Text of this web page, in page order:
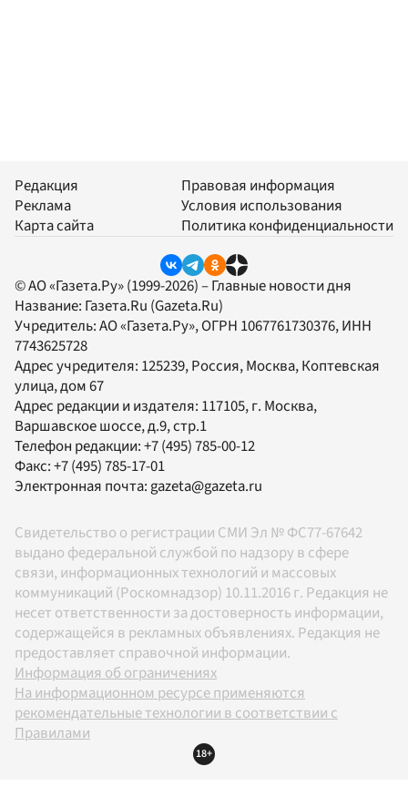
Редакция
Реклама
Карта сайта
Правовая информация
Условия использования
Политика конфиденциальности
© АО «Газета.Ру» (1999-2026) – Главные новости дня
Название: Газета.Ru (Gazeta.Ru)
Учредитель:АО «Газета.Ру», ОГРН 1067761730376, ИНН
7743625728
Адрес учредителя: 125239, Россия, Москва, Коптевская
улица, дом 67
Адрес редакции и издателя: 117105, г. Москва,
Варшавское шоссе, д.9, стр.1
Телефон редакции:+7 (495) 785-00-12
Факс:+7 (495) 785-17-01
Электронная почта: gazeta@gazeta.ru
Свидетельство о регистрации СМИ Эл № ФС77-67642
выдано федеральной службой по надзору в сфере
связи, информационных технологий и массовых
коммуникаций (Роскомнадзор) 10.11.2016 г. Редакция не
несет ответственности за достоверность информации,
содержащейся в рекламных объявлениях. Редакция не
предоставляет справочной информации.
Информация об ограничениях
На информационном ресурсе применяются
рекомендательные технологии в соответствии с
Правилами
18+